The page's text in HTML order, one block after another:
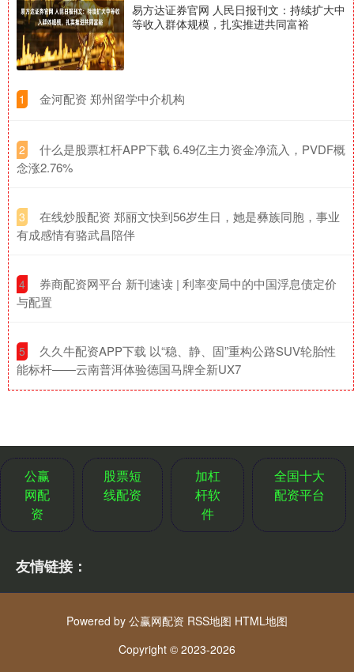
易方达证券官网 人民日报刊文：持续扩大中
等收入群体规模，扎实推进共同富裕
1 ​金河配资 郑州留学中介机构
2
​什么是股票杠杆APP下载 6.49亿主力资金净流入，PVDF概
念涨2.76%
3
​在线炒股配资 郑丽文快到56岁生日，她是彝族同胞，事业
有成感情有骆武昌陪伴
4
​券商配资网平台 新刊速读 | 利率变局中的中国浮息债定价
与配置
5
​久久牛配资APP下载 以“稳、静、固”重构公路SUV轮胎性
能标杆——云南普洱体验德国马牌全新UX7
公赢
网配
资
股票短
线配资
加杠
杆软
件
全国十大
配资平台
友情链接：
Powered by 公赢网配资 RSS地图 HTML地图
Copyright © 2023-2026